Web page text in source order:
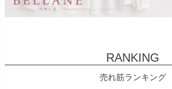
RANKING
売れ筋ランキング